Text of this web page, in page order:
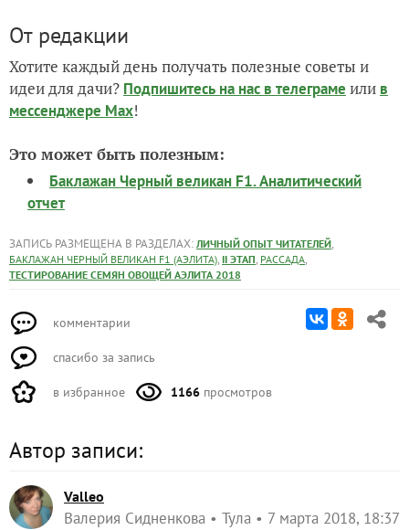
От редакции
Хотите каждый день получать полезные советы и
идеи для дачи? Подпишитесь на нас в телеграме или в
мессенджере Max!
Это может быть полезным:
Баклажан Черный великан F1. Аналитический
отчет
ЗАПИСЬ РАЗМЕЩЕНА В РАЗДЕЛАХ: ЛИЧНЫЙ ОПЫТ ЧИТАТЕЛЕЙ,
БАКЛАЖАН ЧЕРНЫЙ ВЕЛИКАН F1 (АЭЛИТА), II ЭТАП, РАССАДА,
ТЕСТИРОВАНИЕ СЕМЯН ОВОЩЕЙ АЭЛИТА 2018
комментарии
спасибо за запись
в избранное 1166 просмотров
Автор записи:
Valleo
Валерия Сидненкова Тула 7 марта 2018, 18:37